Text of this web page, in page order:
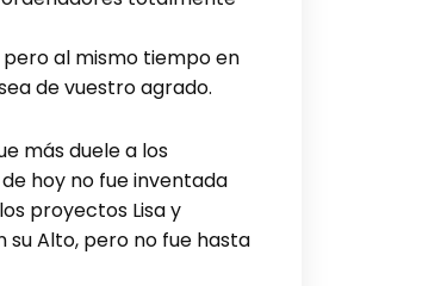
al mismo tiempo en
de vuestro agrado.
más duele a los
hoy no fue inventada
proyectos Lisa y
su Alto, pero no fue hasta